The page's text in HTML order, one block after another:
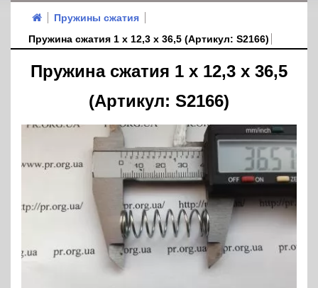
Пружины сжатия
Пружина сжатия 1 х 12,3 х 36,5 (Артикул: S2166)
Пружина сжатия 1 х 12,3 х 36,5
(Артикул: S2166)